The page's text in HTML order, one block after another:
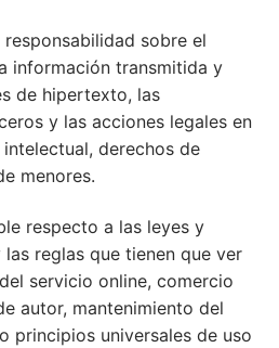
sobre el
información transmitida y
de hipertexto, las
y las acciones legales en
derechos de
menores.
respecto a las leyes y
reglas que tienen que ver
servicio online, comercio
autor, mantenimiento del
principios universales de uso